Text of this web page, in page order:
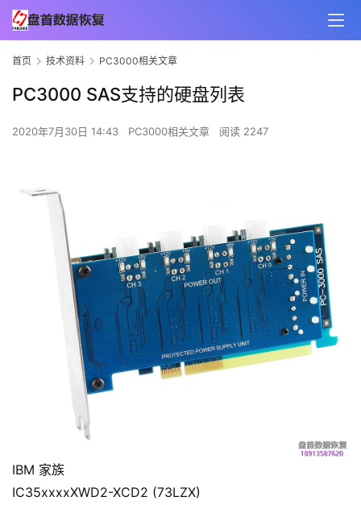
首页 技术资料 PC3000相关文章
PC3000 SAS支持的硬盘列表
2020年7月30日 14:43 PC3000相关文章 阅读 2247
IBM 家族
IC35xxxxXWD2-XCD2 (73LZX)